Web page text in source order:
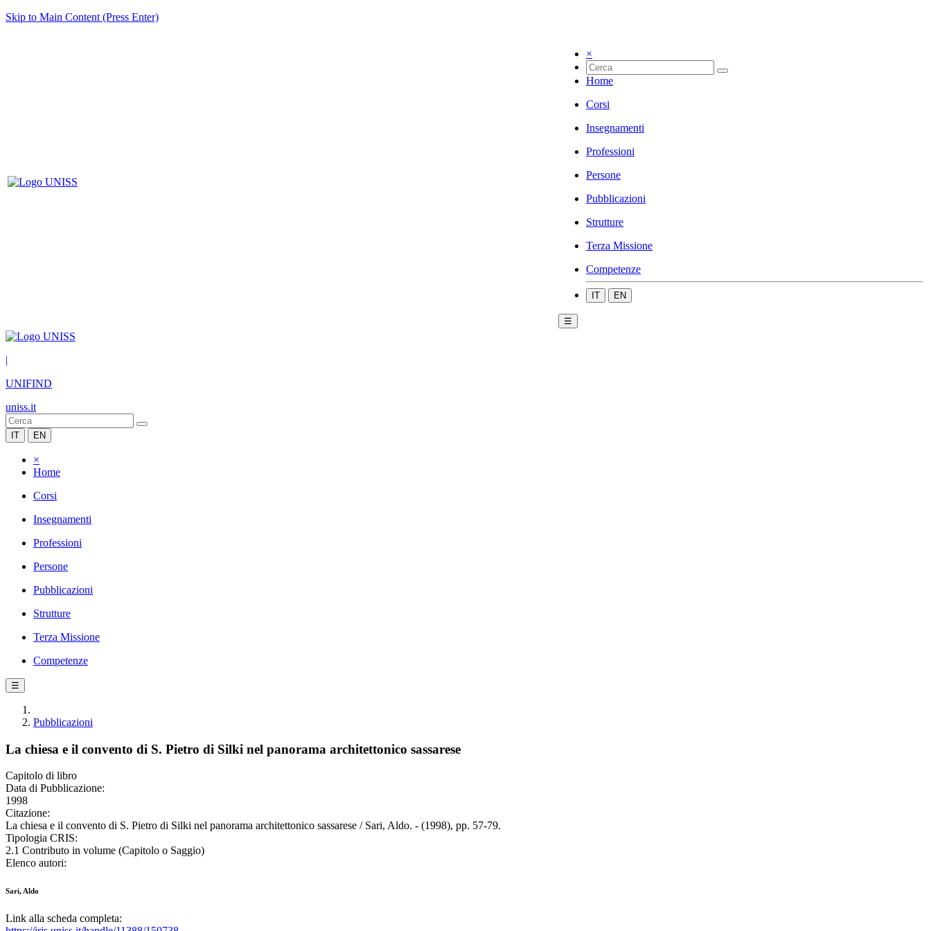
Skip to Main Content (Press Enter)
×
Home
Corsi
Insegnamenti
Professioni
Persone
Pubblicazioni
Strutture
Terza Missione
Competenze
IT EN
☰
|
UNIFIND
uniss.it
IT EN
×
Home
Corsi
Insegnamenti
Professioni
Persone
Pubblicazioni
Strutture
Terza Missione
Competenze
☰
Pubblicazioni
La chiesa e il convento di S. Pietro di Silki nel panorama architettonico sassarese
Capitolo di libro
Data di Pubblicazione:
1998
Citazione:
La chiesa e il convento di S. Pietro di Silki nel panorama architettonico sassarese / Sari, Aldo. - (1998), pp. 57-79.
Tipologia CRIS:
2.1 Contributo in volume (Capitolo o Saggio)
Elenco autori:
Sari, Aldo
Link alla scheda completa: